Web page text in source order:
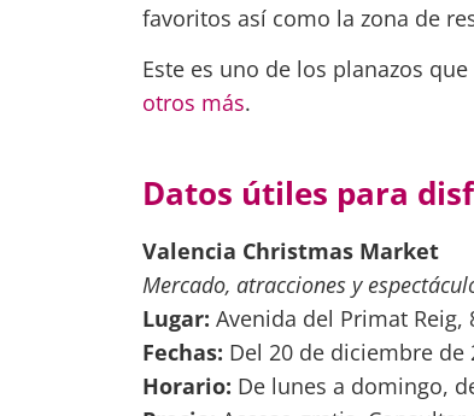
favoritos así como la zona de
Este es uno de los planazos
otros más.
Datos útiles para
Valencia Christmas Market
Mercado, atracciones y
Lugar: Avenida del Primat Reig,
Fechas: Del 20 de diciembre de
Horario: De lunes a domingo,